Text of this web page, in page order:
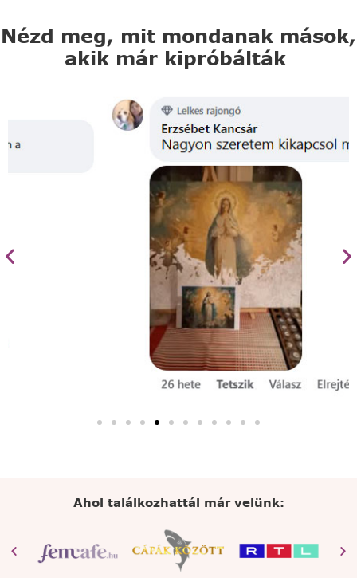
Nézd meg, mit mondanak mások,
akik már kipróbálták
Ahol találkozhattál már velünk: